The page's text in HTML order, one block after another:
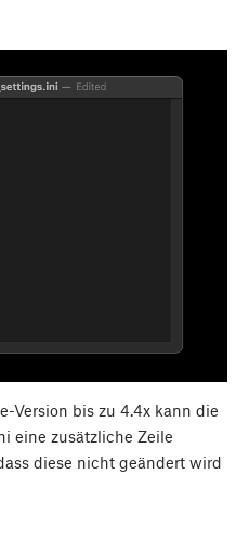
Version bis zu 4.4x kann die
eine zusätzliche Zeile
diese nicht geändert wird